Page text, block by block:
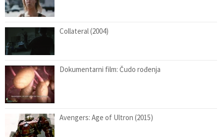
Collateral (2004)
Dokumentarni film: Čudo rođenja
Avengers: Age of Ultron (2015)